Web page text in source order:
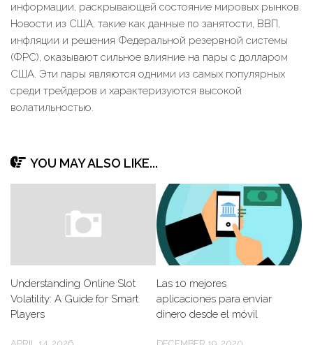
информации, раскрывающей состояние мировых рынков.
Новости из США, такие как данные по занятости, ВВП,
инфляции и решения Федеральной резервной системы
(ФРС), оказывают сильное влияние на пары с долларом
США. Эти пары являются одними из самых популярных
среди трейдеров и характеризуются высокой
волатильностью.
YOU MAY ALSO LIKE...
Understanding Online Slot
Volatility: A Guide for Smart
Players
Las 10 mejores
aplicaciones para enviar
dinero desde el móvil